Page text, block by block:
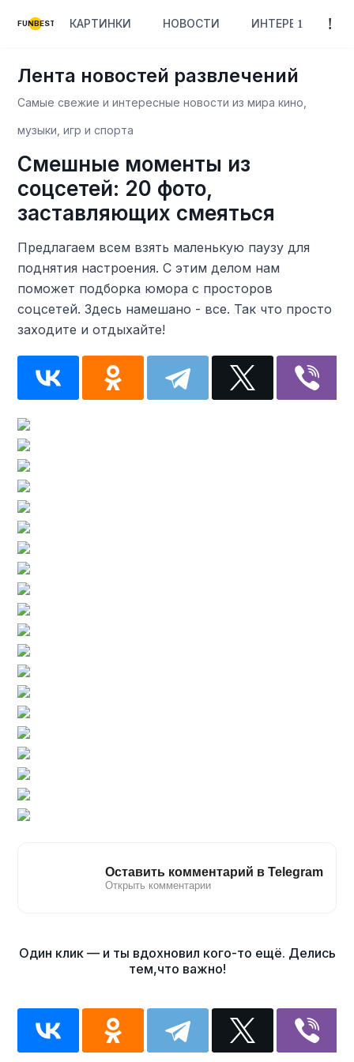
FUNBEST КАРТИНКИ НОВОСТИ ИНТЕРЕСНОЕ
Лента новостей развлечений
Самые свежие и интересные новости из мира кино,
музыки, игр и спорта
Смешные моменты из
соцсетей: 20 фото,
заставляющих смеяться
Предлагаем всем взять маленькую паузу для
поднятия настроения. С этим делом нам
поможет подборка юмора с просторов
соцсетей. Здесь намешано - все. Так что просто
заходите и отдыхайте!